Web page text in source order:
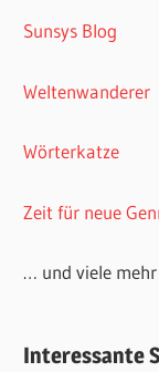
Sunsys Blog
Weltenwanderer
Wörterkatze
Zeit für neue
… und viele mehr
Interessante